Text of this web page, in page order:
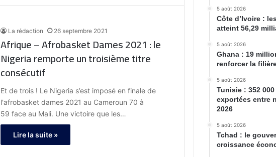
La rédaction 26 septembre 2021
Afrique – Afrobasket Dames 2021 : le
Nigeria remporte un troisième titre
consécutif
Et de trois ! Le Nigeria s’est imposé en finale de
l'afrobasket dames 2021 au Cameroun 70 à
59 face au Mali. Une victoire que les…
Lire la suite »
5 août 2026
Côte d’Ivoire :
atteint 56,29
5 août 2026
Ghana : 19
renforcer la
5 août 2026
Tunisie : 352
exportées entre
2026
5 août 2026
Tchad : le
croissance